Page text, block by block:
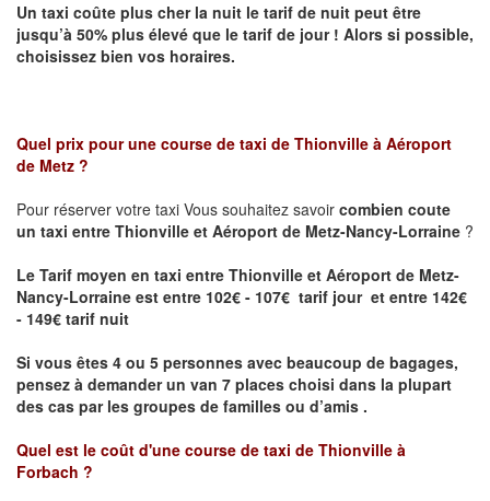
Un taxi coûte plus cher la nuit le tarif de nuit peut être
jusqu’à 50% plus élevé que le tarif de jour ! Alors si possible,
choisissez bien vos horaires.
Quel prix pour une course de taxi de Thionville à Aéroport
de Metz ?
Pour réserver votre taxi Vous souhaitez savoir combien coute
un taxi entre Thionville et Aéroport de Metz-Nancy-Lorraine ?
Le Tarif moyen en taxi entre Thionville et Aéroport de Metz-
Nancy-Lorraine est entre 102€ - 107€ tarif jour et entre 142€
- 149€ tarif nuit
Si vous êtes 4 ou 5 personnes avec beaucoup de bagages,
pensez à demander un van 7 places choisi dans la plupart
des cas par les groupes de familles ou d’amis .
Quel est le coût d'une course de taxi de Thionville à
Forbach ?